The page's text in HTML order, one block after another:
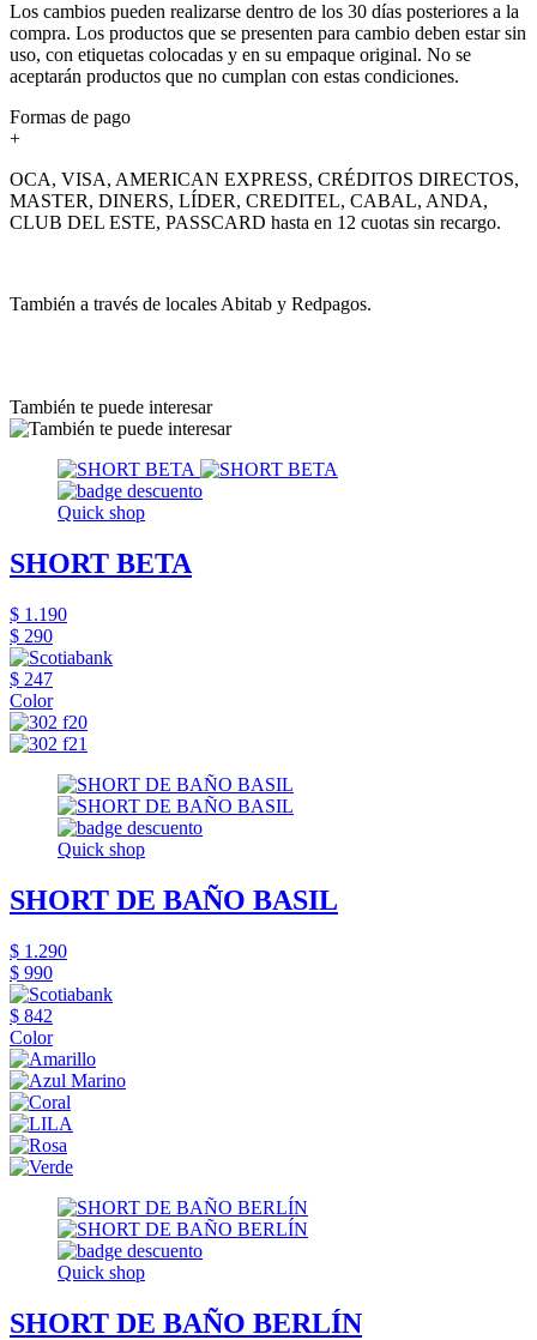
Los cambios pueden realizarse dentro de los 30 días posteriores a la
compra. Los productos que se presenten para cambio deben estar sin
uso, con etiquetas colocadas y en su empaque original. No se
aceptarán productos que no cumplan con estas condiciones.
Formas de pago
+
OCA, VISA, AMERICAN EXPRESS, CRÉDITOS DIRECTOS,
MASTER, DINERS, LÍDER, CREDITEL, CABAL, ANDA,
CLUB DEL ESTE, PASSCARD hasta en 12 cuotas sin recargo.
También a través de locales Abitab y Redpagos.
También te puede interesar
Quick shop
SHORT BETA
$ 1.190
$ 290
$ 247
Color
Quick shop
SHORT DE BAÑO BASIL
$ 1.290
$ 990
$ 842
Color
Quick shop
SHORT DE BAÑO BERLÍN